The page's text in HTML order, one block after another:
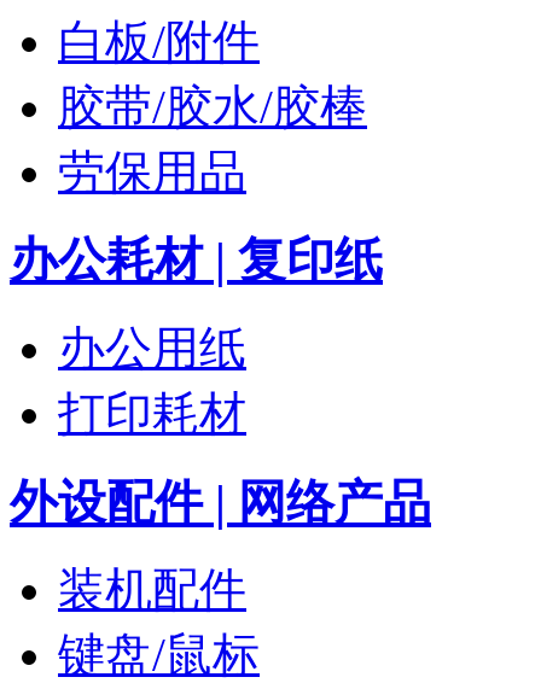
白板/附件
胶带/胶水/胶棒
劳保用品
办公耗材 | 复印纸
办公用纸
打印耗材
外设配件 | 网络产品
装机配件
键盘/鼠标